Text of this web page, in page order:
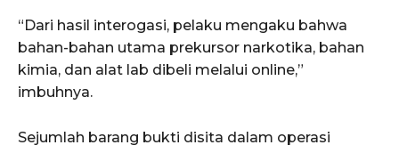
“Dari hasil interogasi, pelaku mengaku bahwa
bahan-bahan utama prekursor narkotika, bahan
kimia, dan alat lab dibeli melalui online,”
imbuhnya.
Sejumlah barang bukti disita dalam operasi